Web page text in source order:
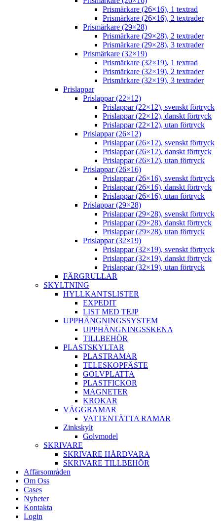
Prismärkare (26×16), 1 textrad
Prismärkare (26×16), 2 textrader
Prismärkare (29×28)
Prismärkare (29×28), 2 textrader
Prismärkare (29×28), 3 textrader
Prismärkare (32×19)
Prismärkare (32×19), 1 textrad
Prismärkare (32×19), 2 textrader
Prismärkare (32×19), 3 textrader
Prislappar
Prislappar (22×12)
Prislappar (22×12), svenskt förtryck
Prislappar (22×12), danskt förtryck
Prislappar (22×12), utan förtryck
Prislappar (26×12)
Prislappar (26×12), svenskt förtryck
Prislappar (26×12), danskt förtryck
Prislappar (26×12), utan förtryck
Prislappar (26×16)
Prislappar (26×16), svenskt förtryck
Prislappar (26×16), danskt förtryck
Prislappar (26×16), utan förtryck
Prislappar (29×28)
Prislappar (29×28), svenskt förtryck
Prislappar (29×28), danskt förtryck
Prislappar (29×28), utan förtryck
Prislappar (32×19)
Prislappar (32×19), svenskt förtryck
Prislappar (32×19), danskt förtryck
Prislappar (32×19), utan förtryck
FÄRGRULLAR
SKYLTNING
HYLLKANTSLISTER
EXPEDIT
LIST MED TEJP
UPPHÄNGNINGSSYSTEM
UPPHÄNGNINGSSKENA
TILLBEHÖR
PLASTSKYLTAR
PLASTRAMAR
TELESKOPFÄSTE
GOLVPLATTA
PLASTFICKOR
MAGNETER
KROKAR
VÄGGRAMAR
VATTENTÄTTA RAMAR
Zinkskylt
Golvmodel
SKRIVARE
SKRIVARE HÅRDVARA
SKRIVARE TILLBEHÖR
Affärsområden
Om Oss
Cases
Nyheter
Kontakta
Login